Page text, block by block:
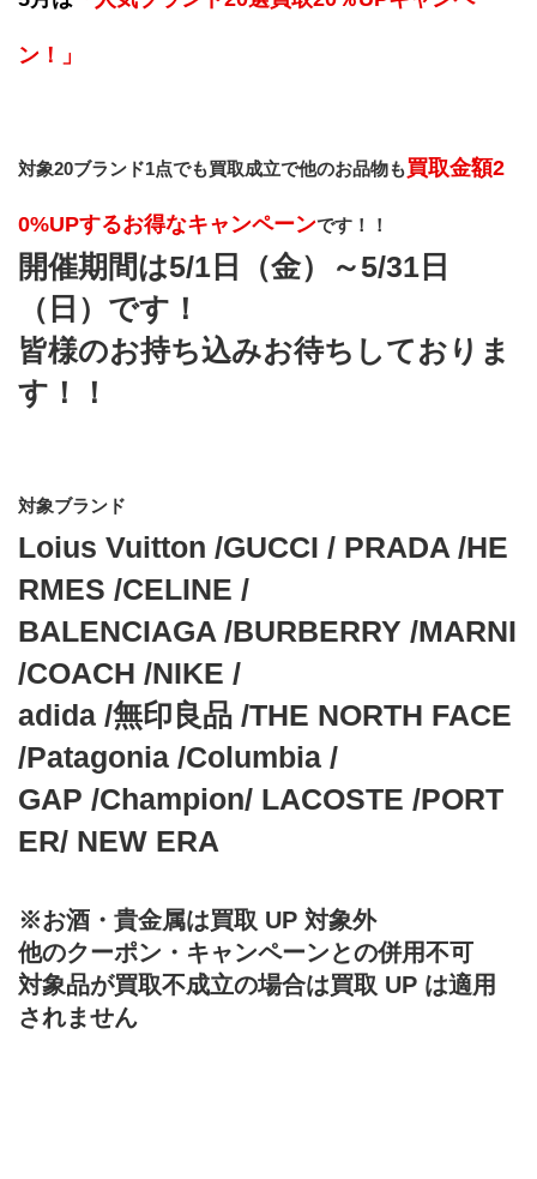
ン！」
対象20ブランド1点でも買取成立で他のお品物も買取金額2
0%UPするお得なキャンペーンです！！
開催期間は5/1日（金）～5/31日
（日）です！
皆様のお持ち込みお待ちしておりま
す！！
対象ブランド
Loius Vuitton /GUCCI / PRADA /HE
RMES /CELINE /
BALENCIAGA /BURBERRY /MARNI
/COACH /NIKE /
adida /無印良品 /THE NORTH FACE
/Patagonia /Columbia /
GAP /Champion/ LACOSTE /PORT
ER/ NEW ERA
※お酒・貴金属は買取 UP 対象外
他のクーポン・キャンペーンとの併用不可
対象品が買取不成立の場合は買取 UP は適用
されません